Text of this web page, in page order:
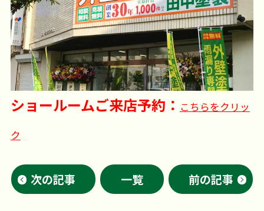
ショールームご来店予約： こちらをクリッ
ク
次の記事 一覧 前の記事